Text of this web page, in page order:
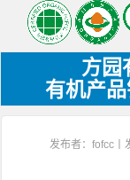
方园
有机产
发布者：fofcc丨